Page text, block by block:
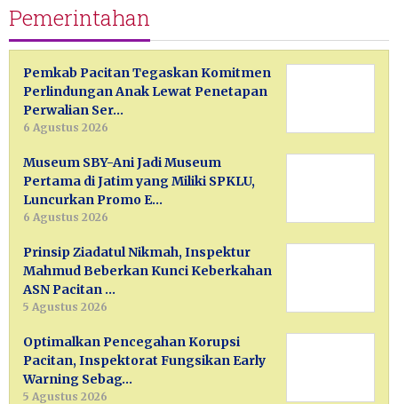
Pemerintahan
Pemkab Pacitan Tegaskan Komitmen
Perlindungan Anak Lewat Penetapan
Perwalian Ser…
6 Agustus 2026
Museum SBY-Ani Jadi Museum
Pertama di Jatim yang Miliki SPKLU,
Luncurkan Promo E…
6 Agustus 2026
Prinsip Ziadatul Nikmah, Inspektur
Mahmud Beberkan Kunci Keberkahan
ASN Pacitan …
5 Agustus 2026
Optimalkan Pencegahan Korupsi
Pacitan, Inspektorat Fungsikan Early
Warning Sebag…
5 Agustus 2026